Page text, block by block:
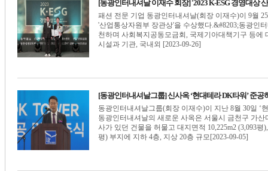
[동광인터내셔날 이재수 회장] '2023 K-ESG 경영대상
패션 전문 기업 동광인터내셔날(회장 이재수)이 9월
'산업통상자원부 장관상'을 수상했다.&#8203;동광인
천하며 사회복지공동모금회, 국제기아대책기구 등
시설과 기관, 국내외 [2023-09-26]
[동광인터내셔날그룹] 신사옥 ‘현대테라 DK타워’ 준공
동광인터내셔날그룹(회장 이재수)이 지난 8월 30일 ‘
동광인터내셔날의 새로운 사옥은 서울시 금천구 가
사가 있던 건물을 허물고 대지면적 10,225m2 (3,093평
평) 부지에 지하 4층, 지상 20층 규모[2023-09-05]